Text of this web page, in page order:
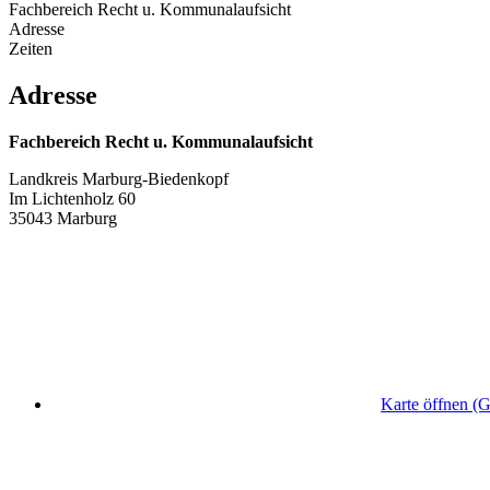
Fachbereich Recht u. Kommunalaufsicht
Adresse
Zeiten
Adresse
Fachbereich Recht u. Kommunalaufsicht
Landkreis Marburg-Biedenkopf
Im Lichtenholz 60
35043 Marburg
Karte öffnen